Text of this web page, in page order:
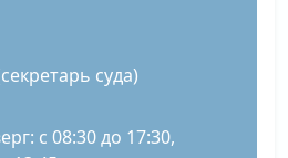
суда)
с 08:30 до 17:30,